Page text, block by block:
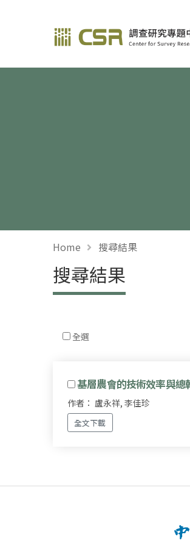
調查研究—方
Home 搜尋結果
搜尋結果
全選
基層農會的技術效率與總
作者： 盧永祥, 李佳珍
全文下載